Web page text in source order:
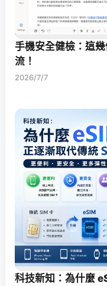
手機安全健檢：這
流！
2026/7/7
科技新知：為什麼